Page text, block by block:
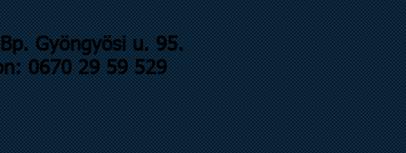
Gyöngyösi u. 95.
0670 29 59 529